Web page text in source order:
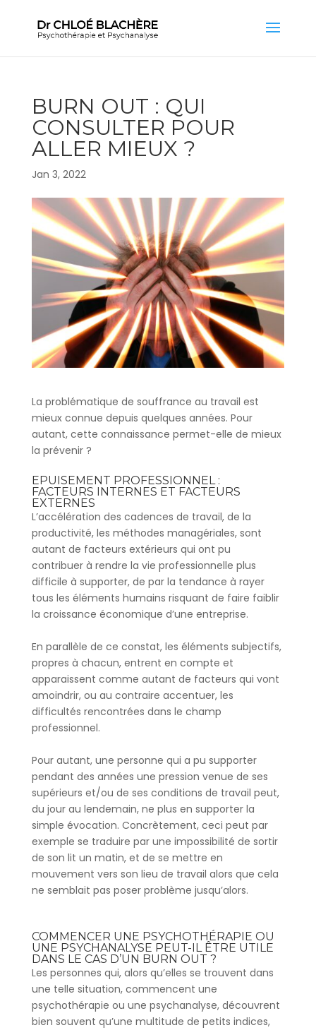
BURN OUT : QUI
CONSULTER POUR
ALLER MIEUX ?
Jan 3, 2022
La problématique de souffrance au travail est
mieux connue depuis quelques années. Pour
autant, cette connaissance permet-elle de mieux
la prévenir ?
EPUISEMENT PROFESSIONNEL :
FACTEURS INTERNES ET FACTEURS
EXTERNES
L’accélération des cadences de travail, de la
productivité, les méthodes managériales, sont
autant de facteurs extérieurs qui ont pu
contribuer à rendre la vie professionnelle plus
difficile à supporter, de par la tendance à rayer
tous les éléments humains risquant de faire faiblir
la croissance économique d’une entreprise.
En parallèle de ce constat, les éléments subjectifs,
propres à chacun, entrent en compte et
apparaissent comme autant de facteurs qui vont
amoindrir, ou au contraire accentuer, les
difficultés rencontrées dans le champ
professionnel.
Pour autant, une personne qui a pu supporter
pendant des années une pression venue de ses
supérieurs et/ou de ses conditions de travail peut,
du jour au lendemain, ne plus en supporter la
simple évocation. Concrètement, ceci peut par
exemple se traduire par une impossibilité de sortir
de son lit un matin, et de se mettre en
mouvement vers son lieu de travail alors que cela
ne semblait pas poser problème jusqu’alors.
COMMENCER UNE PSYCHOTHÉRAPIE OU
UNE PSYCHANALYSE PEUT-IL ÊTRE UTILE
DANS LE CAS D’UN BURN OUT ?
Les personnes qui, alors qu’elles se trouvent dans
une telle situation, commencent une
psychothérapie ou une psychanalyse, découvrent
bien souvent qu’une multitude de petits indices,